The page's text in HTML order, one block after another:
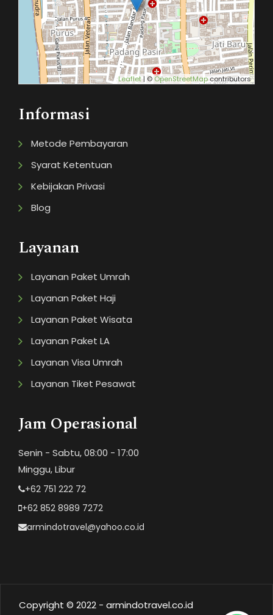
Leaflet| © OpenStreetMapcontributors
Informasi
Metode Pembayaran
Syarat Ketentuan
Kebijakan Privasi
Blog
Layanan
Layanan Paket Umrah
Layanan Paket Haji
Layanan Paket Wisata
Layanan Paket LA
Layanan Visa Umrah
Layanan Tiket Pesawat
Jam Operasional
Senin - Sabtu, 08:00 - 17:00
Minggu, Libur
+62 751 222 72
+62 852 8989 7272
armindotravel@yahoo.co.id
Copyright © 2022 - armindotravel.co.id